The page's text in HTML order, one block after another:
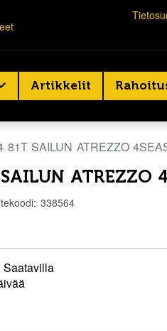
Artikkelit
81T SAILUN ATREZZO
ATREZZO
338564
Saatavilla